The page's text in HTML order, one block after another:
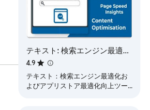
テキスト: 検索エンジン最適化
| アプリストア最適化 | 検索ラ
ンキング＆キーワードツール
4.9
テキスト：検索エンジン最適化お
よびアプリストア最適化向上ツー